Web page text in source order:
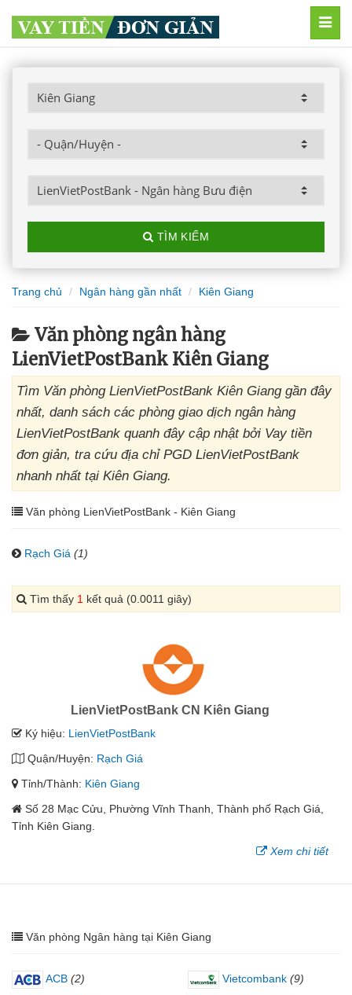
TÌM KIẾM
Trang chủ Ngân hàng gần nhất Kiên Giang
Văn phòng ngân hàng
LienVietPostBank Kiên Giang
Tìm Văn phòng LienVietPostBank Kiên Giang gần đây
nhất, danh sách các phòng giao dịch ngân hàng
LienVietPostBank quanh đây cập nhật bởi Vay tiền
đơn giản, tra cứu địa chỉ PGD LienVietPostBank
nhanh nhất tại Kiên Giang.
Văn phòng LienVietPostBank - Kiên Giang
Rạch Giá (1)
Tìm thấy 1 kết quả (0.0011 giây)
LienVietPostBank CN Kiên Giang
Ký hiệu: LienVietPostBank
Quận/Huyện: Rạch Giá
Tỉnh/Thành: Kiên Giang
Số 28 Mạc Cửu, Phường Vĩnh Thanh, Thành phố Rạch Giá,
Tỉnh Kiên Giang.
Xem chi tiết
Văn phòng Ngân hàng tại Kiên Giang
ACB (2) Vietcombank (9)